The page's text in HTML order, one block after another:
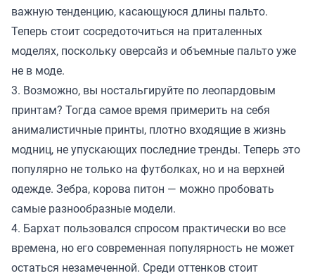
важную тенденцию, касающуюся длины пальто.
Теперь стоит сосредоточиться на приталенных
моделях, поскольку оверсайз и объемные пальто уже
не в моде.
3. Возможно, вы ностальгируйте по леопардовым
принтам? Тогда самое время примерить на себя
анималистичные принты, плотно входящие в жизнь
модниц, не упускающих последние тренды. Теперь это
популярно не только на футболках, но и на верхней
одежде. Зебра, корова питон — можно пробовать
самые разнообразные модели.
4. Бархат пользовался спросом практически во все
времена, но его современная популярность не может
остаться незамеченной. Среди оттенков стоит